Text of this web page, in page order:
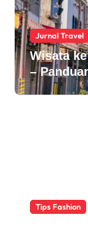
Jurnal Travel
Wisata
–
Destinasi
Tips Fashion